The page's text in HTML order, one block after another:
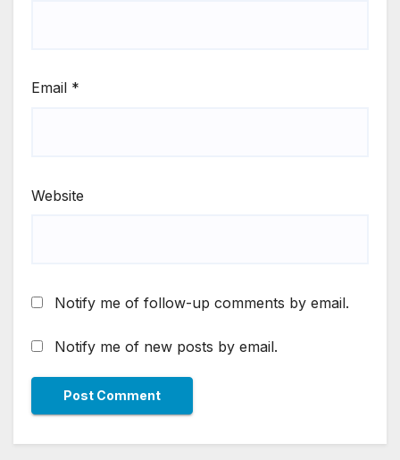
Email *
Website
Notify me of follow-up comments by email.
Notify me of new posts by email.